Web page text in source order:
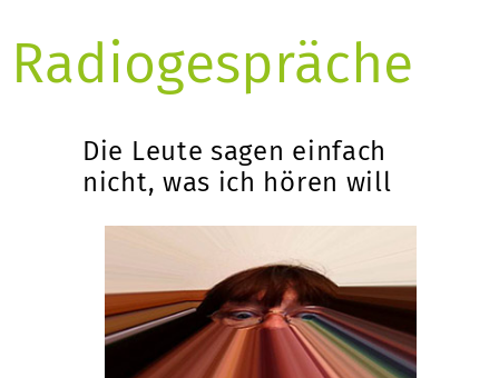
Radiogespräche
Die Leute sagen einfach
nicht, was ich hören will